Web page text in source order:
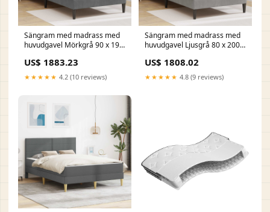
Sängram med madrass med
huvudgavel Mörkgrå 90 x 190
US$ 1883.23
★★★★★ 4.2 (10 reviews)
Sängram med madrass med
huvudgavel Ljusgrå 80 x 200
US$ 1808.02
★★★★★ 4.8 (9 reviews)